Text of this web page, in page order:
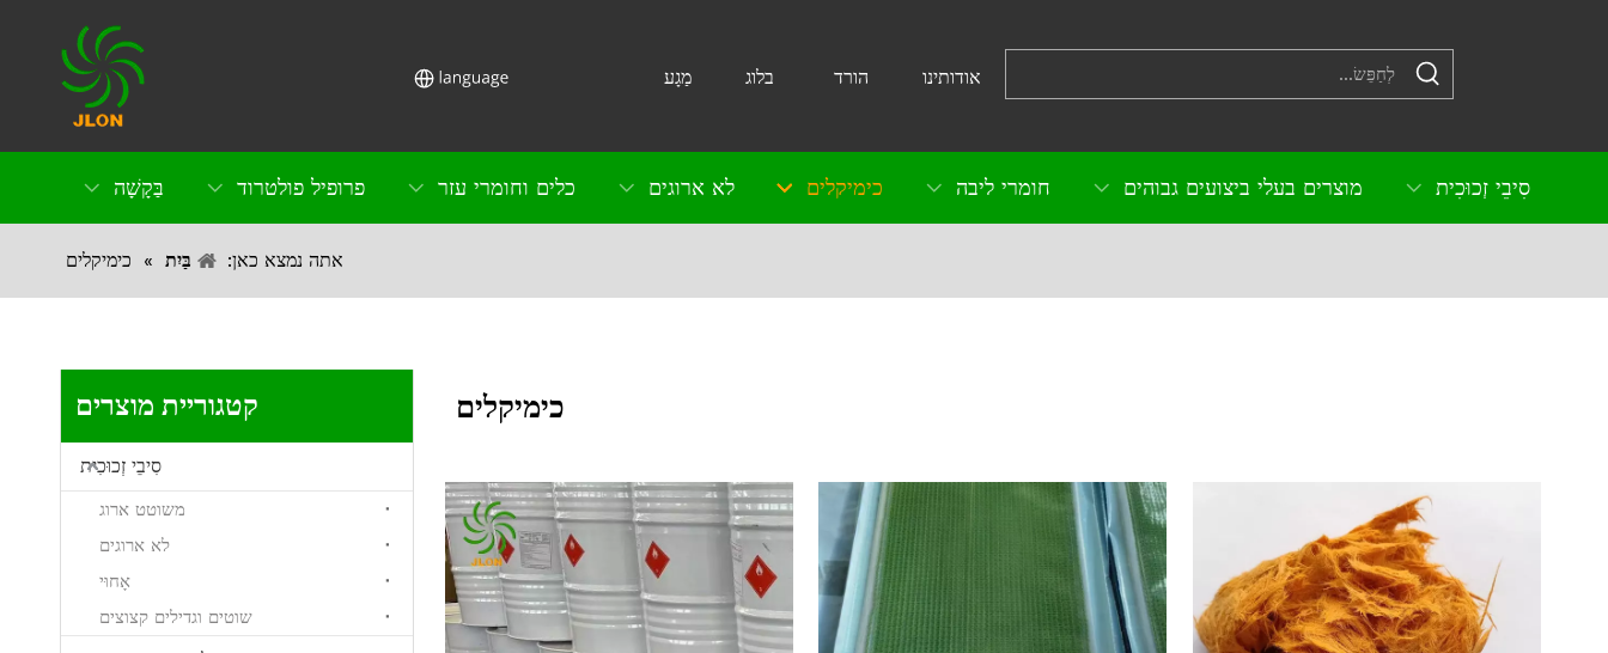
אודותינו הורד בלוג מַגָע
סִיבֵי זְכוּכִית מוצרים בעלי ביצועים גבוהים חומרי ליבה כימיקלים לא ארוגים כלים וחומרי עזר פרופיל פולטרוד בַּקָשָׁה
אתה נמצא כאן: בַּיִת » כימיקלים
קטגוריית מוצרים
סִיבֵי זְכוּכִית
משוטט ארוג
לא ארוגים
אָחוּי
שוטים וגדילים קצוצים
כימיקלים